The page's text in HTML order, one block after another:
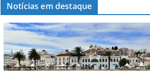
Notícias em destaque